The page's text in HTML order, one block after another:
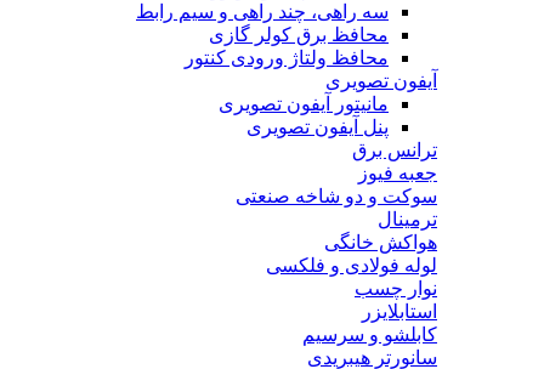
سه راهی، چند راهی و سیم رابط
محافظ برق کولر گازی
محافظ ولتاژ ورودی کنتور
آیفون تصویری
مانیتور آیفون تصویری
پنل آیفون تصویری
ترانس برق
جعبه فیوز
سوکت و دو شاخه صنعتی
ترمینال
هواکش خانگی
لوله فولادی و فلکسی
نوار چسب
استابلایزر
کابلشو و سرسیم
سانورتر هیبریدی